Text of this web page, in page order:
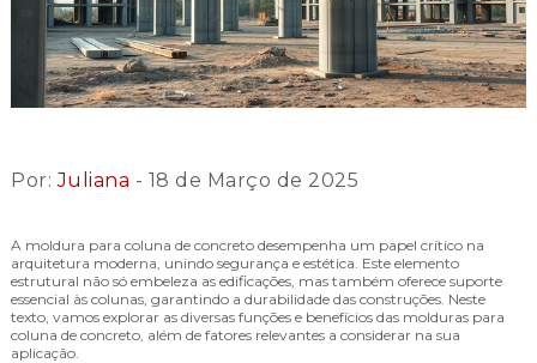
Por:Juliana - 18 de Março de 2025
A moldura para coluna de concreto desempenha um papel crítico na
arquitetura moderna, unindo segurança e estética. Este elemento
estrutural não só embeleza as edificações, mas também oferece suporte
essencial às colunas, garantindo a durabilidade das construções. Neste
texto, vamos explorar as diversas funções e benefícios das molduras para
coluna de concreto, além de fatores relevantes a considerar na sua
aplicação.